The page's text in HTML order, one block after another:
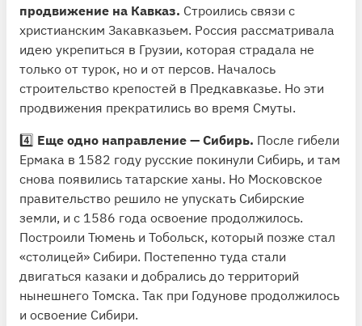
продвижение на Кавказ. Строились связи с
христианским Закавказьем. Россия рассматривала
идею укрепиться в Грузии, которая страдала не
только от турок, но и от персов. Началось
строительство крепостей в Предкавказье. Но эти
продвижения прекратились во время Смуты.
4️⃣ Еще одно направление — Сибирь. После гибели
Ермака в 1582 году русские покинули Сибирь, и там
снова появились татарские ханы. Но Московское
правительство решило не упускать Сибирские
земли, и с 1586 года освоение продолжилось.
Построили Тюмень и Тобольск, который позже стал
«столицей» Сибири. Постепенно туда стали
двигаться казаки и добрались до территорий
нынешнего Томска. Так при Годунове продолжилось
и освоение Сибири.